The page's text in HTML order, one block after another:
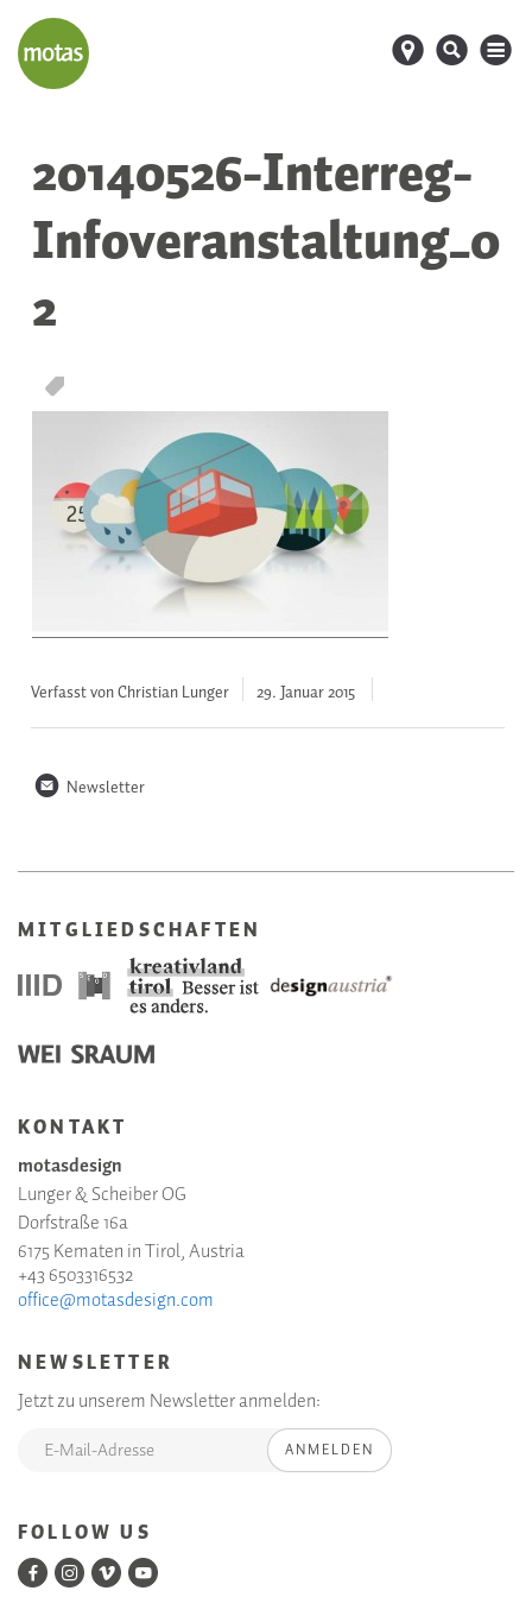
d s M
20140526-Interreg-
Infoveranstaltung_0
2
T
Verfasst von Christian Lunger 29. Januar2015
n Newsletter
MITGLIEDSCHAFTEN
KONTAKT
motasdesign
Lunger & Scheiber OG
Dorfstraße 16a
6175 Kematen in Tirol, Austria
+43 6503316532
office@motasdesign.com
NEWSLETTER
Jetzt zu unserem Newsletter anmelden:
ANMELDEN
FOLLOW US